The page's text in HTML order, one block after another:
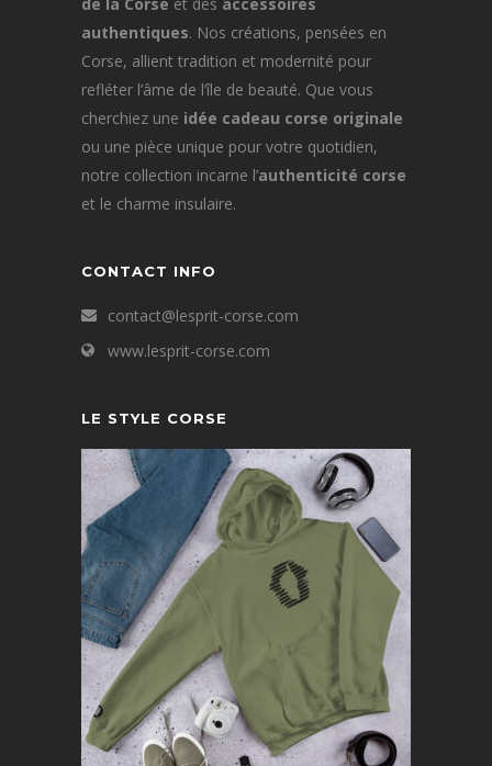
authentiques. Nos créations, pensées en
Corse, allient tradition et modernité pour
refléter l’âme de l’île de beauté. Que vous
cherchiez une idée cadeau corse originale
ou une pièce unique pour votre quotidien,
notre collection incarne l’authenticité corse
et le charme insulaire.
CONTACT INFO
contact@lesprit-corse.com
www.lesprit-corse.com
LE STYLE CORSE